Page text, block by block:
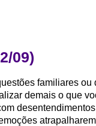
09)
familiares ou
demais o que